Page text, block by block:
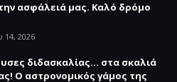
ασφάλειά μας. Καλό δρόμο
14, 2026
διδασκαλίας… στα σκαλιά
Ο αστρονομικός γάμος της